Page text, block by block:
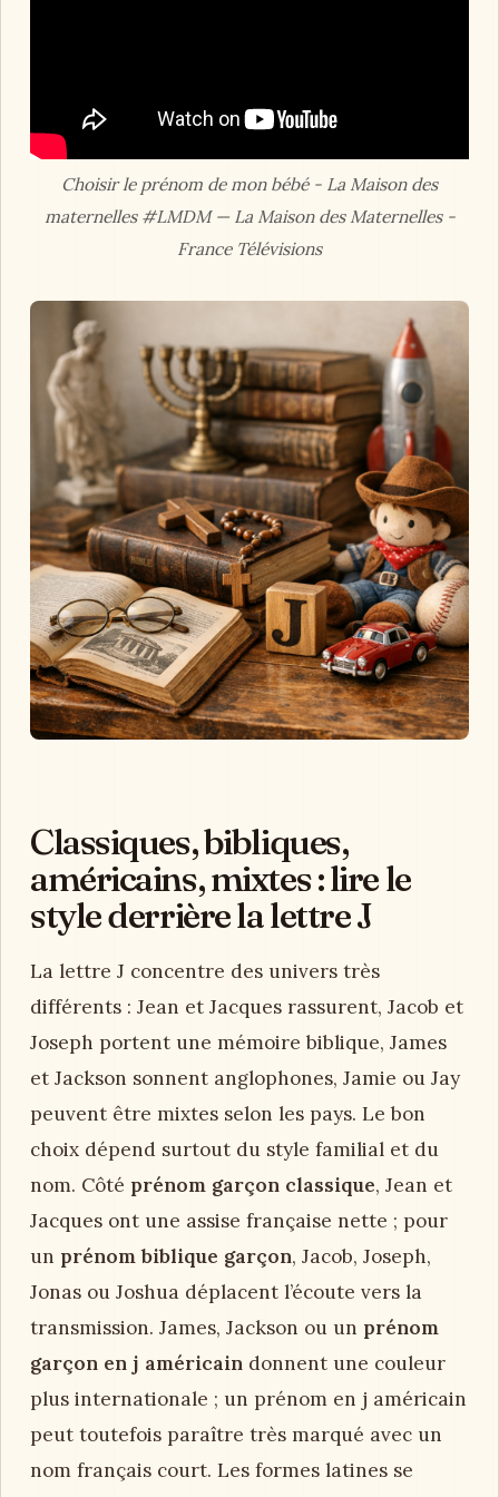
Choisir le prénom de mon bébé - La Maison des
maternelles #LMDM — La Maison des Maternelles -
France Télévisions
Classiques, bibliques,
américains, mixtes : lire le
style derrière la lettre J
La lettre J concentre des univers très
différents : Jean et Jacques rassurent, Jacob et
Joseph portent une mémoire biblique, James
et Jackson sonnent anglophones, Jamie ou Jay
peuvent être mixtes selon les pays. Le bon
choix dépend surtout du style familial et du
nom. Côté prénom garçon classique, Jean et
Jacques ont une assise française nette ; pour
un prénom biblique garçon, Jacob, Joseph,
Jonas ou Joshua déplacent l’écoute vers la
transmission. James, Jackson ou un prénom
garçon en j américain donnent une couleur
plus internationale ; un prénom en j américain
peut toutefois paraître très marqué avec un
nom français court. Les formes latines se